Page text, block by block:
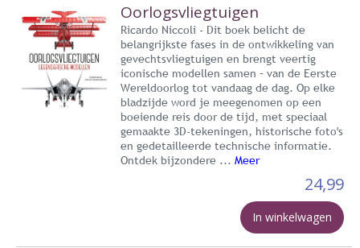
Oorlogsvliegtuigen
Ricardo Niccoli - Dit boek belicht de
belangrijkste fases in de ontwikkeling van
gevechtsvliegtuigen en brengt veertig
iconische modellen samen – van de Eerste
Wereldoorlog tot vandaag de dag. Op elke
bladzijde word je meegenomen op een
boeiende reis door de tijd, met speciaal
gemaakte 3D-tekeningen, historische foto's
en gedetailleerde technische informatie.
Ontdek bijzondere ... Meer
24,99
In winkelwagen